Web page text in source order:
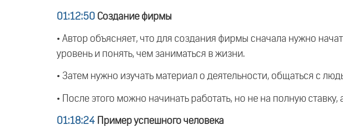
01:12:50 Создание фирмы
• Автор объясняет, что для создания фирмы сначала нужно
уровень и понять, чем заниматься в жизни.
• Затем нужно изучать материал о деятельности, общаться с
• После этого можно начинать работать, но не на полную
01:18:24 Пример успешного человека